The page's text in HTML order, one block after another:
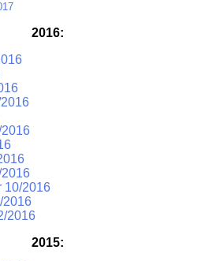
2016:
10/2016
2016
2016
2015: